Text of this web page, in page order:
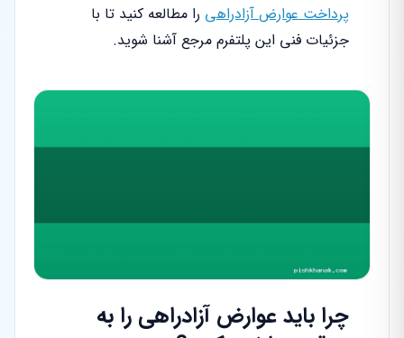
پرداخت عوارض آزادراهی را مطالعه کنید تا با
جزئیات فنی این پلتفرم مرجع آشنا شوید.
چرا باید عوارض آزادراهی را به